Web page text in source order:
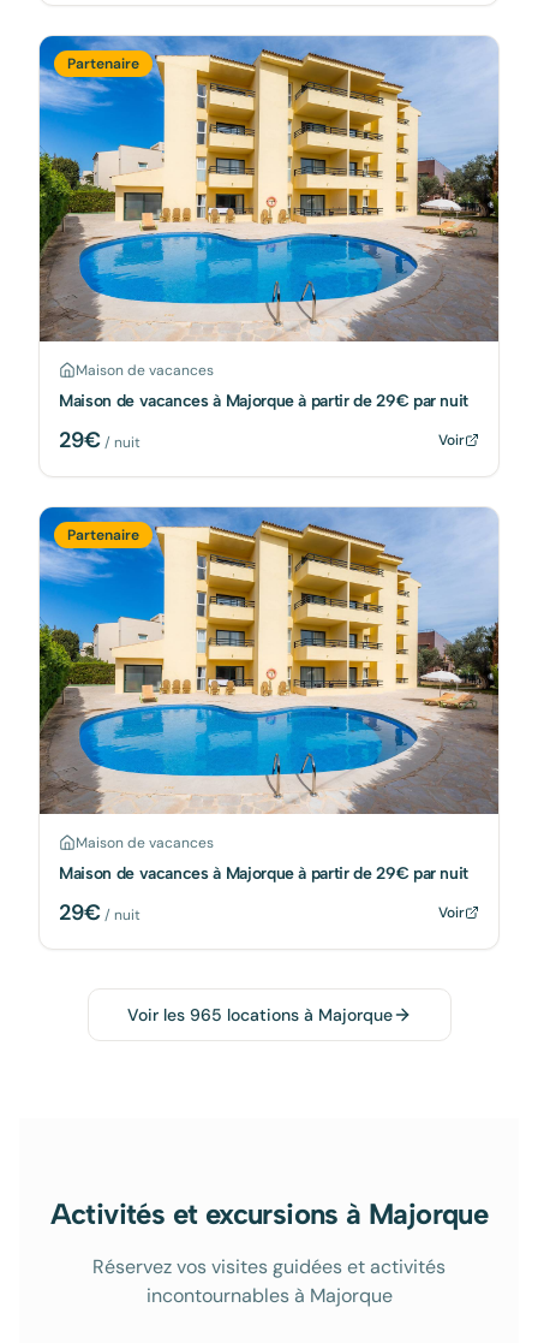
Partenaire
Maison de vacances
Maison de vacances à Majorque à partir de 29€ par nuit
29€/ nuit Voir
Partenaire
Maison de vacances
Maison de vacances à Majorque à partir de 29€ par nuit
29€/ nuit Voir
Voir les 965 locations à Majorque
Activités et excursions à Majorque
Réservez vos visites guidées et activités
incontournables à Majorque